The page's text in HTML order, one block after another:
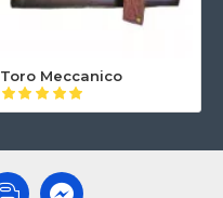
Toro Meccanico